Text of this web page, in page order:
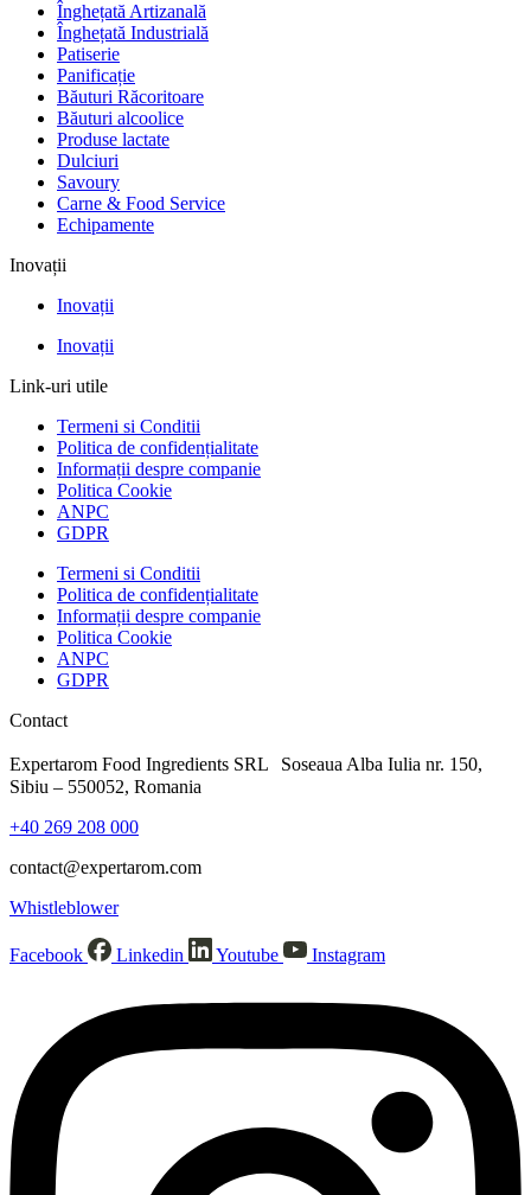
Înghețată Artizanală
Înghețată Industrială
Patiserie
Panificație
Băuturi Răcoritoare
Băuturi alcoolice
Produse lactate
Dulciuri
Savoury
Carne & Food Service
Echipamente
Inovații
Inovații
Inovații
Link-uri utile
Termeni si Conditii
Politica de confidențialitate
Informații despre companie
Politica Cookie
ANPC
GDPR
Termeni si Conditii
Politica de confidențialitate
Informații despre companie
Politica Cookie
ANPC
GDPR
Contact
Expertarom Food Ingredients SRL Soseaua Alba Iulia nr. 150,
Sibiu – 550052, Romania
+40 269 208 000
contact@expertarom.com
Whistleblower
Facebook Linkedin Youtube Instagram